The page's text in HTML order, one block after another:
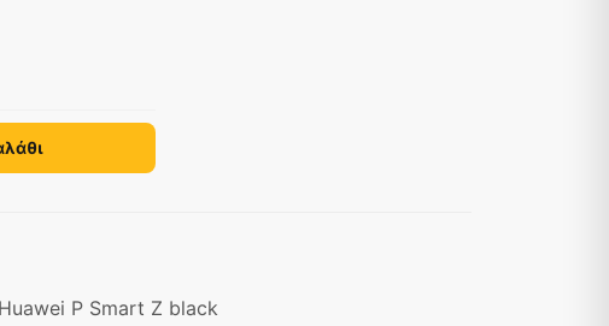
P Smart Z black